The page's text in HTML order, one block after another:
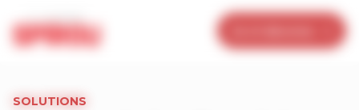
SOLUTIONS